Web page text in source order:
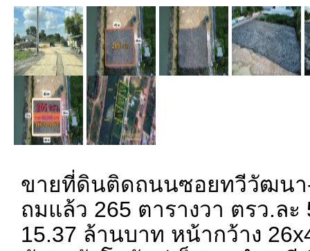
ขายที่ดินติดถนนซอยทวีวัฒน
ถมแล้ว 265 ตารางวา ตรว.ล
15.37 ล้านบาท หน้ากว้าง